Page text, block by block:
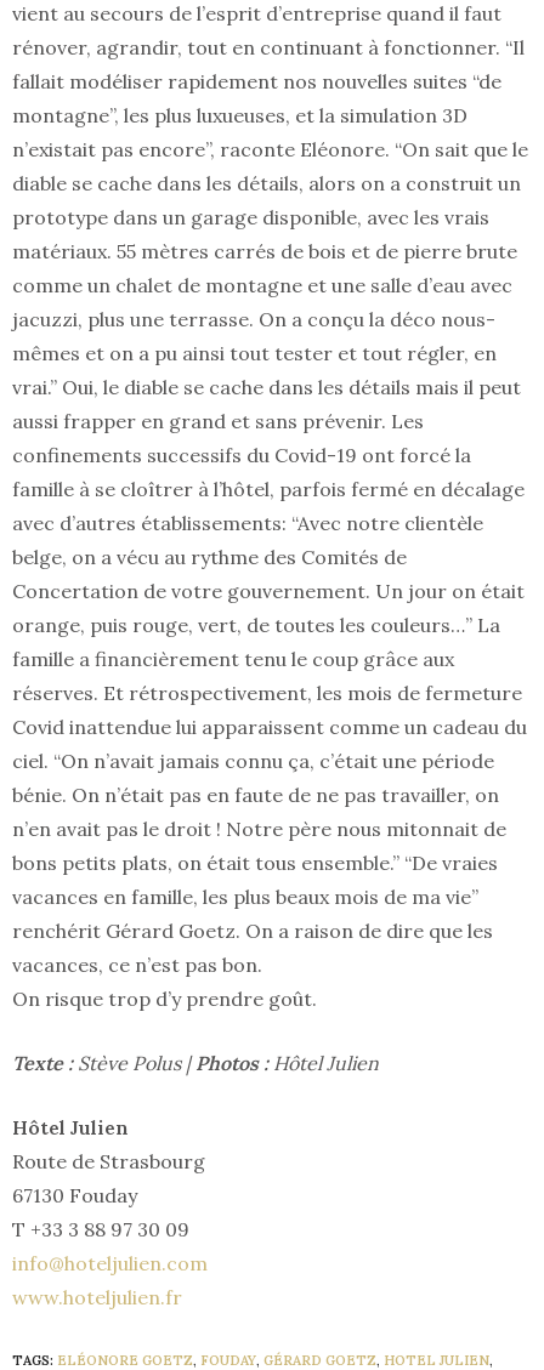
vient au secours de l’esprit d’entreprise quand il faut
rénover, agrandir, tout en continuant à fonctionner. “Il
fallait modéliser rapidement nos nouvelles suites “de
montagne”, les plus luxueuses, et la simulation 3D
n’existait pas encore”, raconte Eléonore. “On sait que le
diable se cache dans les détails, alors on a construit un
prototype dans un garage disponible, avec les vrais
matériaux. 55 mètres carrés de bois et de pierre brute
comme un chalet de montagne et une salle d’eau avec
jacuzzi, plus une terrasse. On a conçu la déco nous-
mêmes et on a pu ainsi tout tester et tout régler, en
vrai.” Oui, le diable se cache dans les détails mais il peut
aussi frapper en grand et sans prévenir. Les
confinements successifs du Covid-19 ont forcé la
famille à se cloîtrer à l’hôtel, parfois fermé en décalage
avec d’autres établissements: “Avec notre clientèle
belge, on a vécu au rythme des Comités de
Concertation de votre gouvernement. Un jour on était
orange, puis rouge, vert, de toutes les couleurs…” La
famille a financièrement tenu le coup grâce aux
réserves. Et rétrospectivement, les mois de fermeture
Covid inattendue lui apparaissent comme un cadeau du
ciel. “On n’avait jamais connu ça, c’était une période
bénie. On n’était pas en faute de ne pas travailler, on
n’en avait pas le droit ! Notre père nous mitonnait de
bons petits plats, on était tous ensemble.” “De vraies
vacances en famille, les plus beaux mois de ma vie”
renchérit Gérard Goetz. On a raison de dire que les
vacances, ce n’est pas bon.
On risque trop d’y prendre goût.
Texte :Stève Polus |Photos :Hôtel Julien
Hôtel Julien
Route de Strasbourg
67130 Fouday
T +33 3 88 97 30 09
info@hoteljulien.com
www.hoteljulien.fr
TAGS: ELÉONORE GOETZ, FOUDAY, GÉRARD GOETZ, HOTEL JULIEN,